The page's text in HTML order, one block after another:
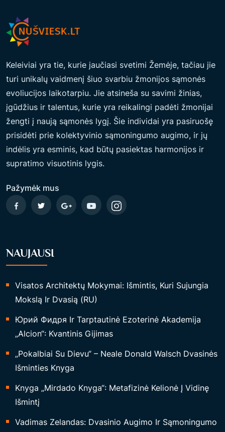
Keleiviai yra tie, kurie jaučiasi svetimi Žemėje, tačiau jie
turi unikalų vaidmenį šiuo svarbiu žmonijos sąmonės
evoliucijos laikotarpiu. Jie atsineša su savimi žinias,
įgūdžius ir talentus, kurie yra reikalingi padėti žmonijai
žengti į naują sąmonės lygį. Šie individai yra pasiruošę
prisidėti prie kolektyvinio sąmoningumo augimo, ir jų
indėlis yra esminis, kad būtų pasiektas harmonijos ir
supratimo visuotinis lygis.
Pažymėk mus
NAUJAUSI
Visatos Architektų Mokymai: Išmintis, Kuri Sujungia
Mokslą Ir Dvasią (RU)
Юрий Фидря Ir Tarptautinė Ezoterinė Akademija
„Alcion“: Kvantinis Gijimas
„Pokalbiai Su Dievu“ – Neale Donald Walsch Dvasinės
Išminties Knyga
Knyga „Mirdado Knyga“: Metafizinė Kelionė Į Vidinę
Išmintį
Vadimas Zelandas: Dvasinio Augimo Ir Sąmoningumo